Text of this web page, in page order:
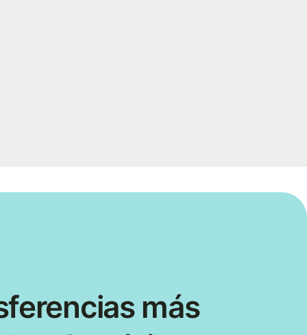
más